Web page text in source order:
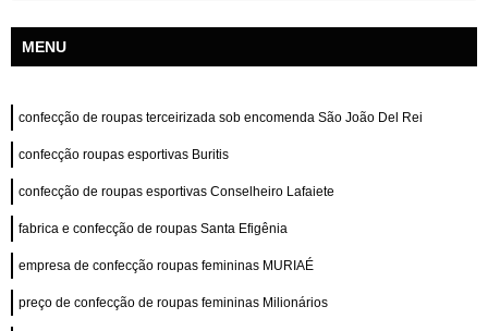
MENU
confecção de roupas terceirizada sob encomenda São João Del Rei
confecção roupas esportivas Buritis
confecção de roupas esportivas Conselheiro Lafaiete
fabrica e confecção de roupas Santa Efigênia
empresa de confecção roupas femininas MURIAÉ
preço de confecção de roupas femininas Milionários